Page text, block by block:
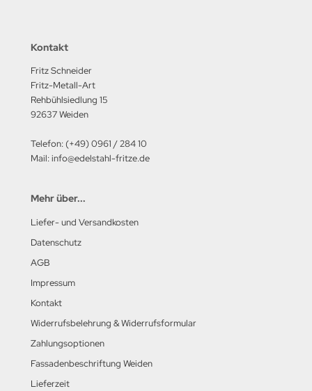
Kontakt
Fritz Schneider
Fritz-Metall-Art
Rehbühlsiedlung 15
92637 Weiden
Telefon: (+49) 0961 / 284 10
Mail: info@edelstahl-fritze.de
Mehr über...
Liefer- und Versandkosten
Datenschutz
AGB
Impressum
Kontakt
Widerrufsbelehrung & Widerrufsformular
Zahlungsoptionen
Fassadenbeschriftung Weiden
Lieferzeit